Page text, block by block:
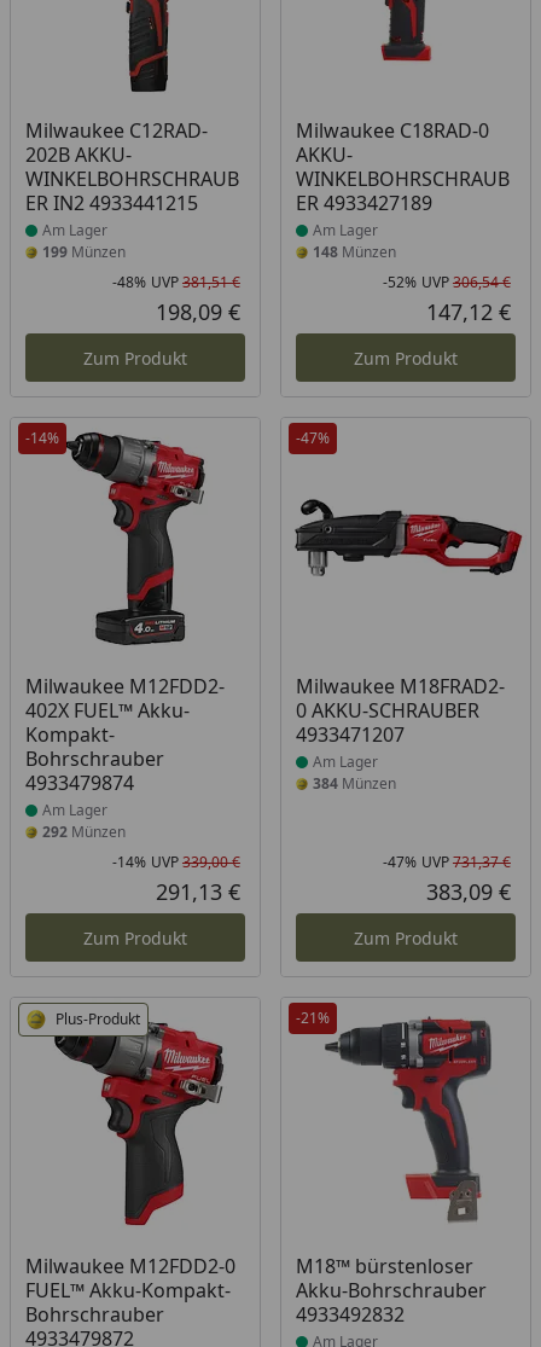
Milwaukee C12RAD-
202B AKKU-
WINKELBOHRSCHRAUB
ER IN2 4933441215
Produkt am Lager
Am Lager
199 Münzen
Rabatt in Prozent
-48%
Ursprünglicher Preis
UVP381,51 €
Aktueller Preis
198,09 €
Zum Produkt
Milwaukee C18RAD-0
AKKU-
WINKELBOHRSCHRAUB
ER 4933427189
Produkt am Lager
Am Lager
148Münzen
-52% UVP306,54 €
147,12 €
Zum Produkt
-14%
Milwaukee M12FDD2-
402X FUEL™ Akku-
Kompakt-
Bohrschrauber
4933479874
Produkt am Lager
Am Lager
292 Münzen
Rabatt in Prozent
-14%
Ursprünglicher Preis
UVP339,00 €
Aktueller Preis
291,13 €
Zum Produkt
-47%
Milwaukee M18FRAD2-
0 AKKU-SCHRAUBER
4933471207
Produkt am Lager
Am Lager
384Münzen
-47% UVP731,37 €
383,09 €
Zum Produkt
Plus-Produkt
Milwaukee M12FDD2-0
FUEL™ Akku-Kompakt-
Bohrschrauber
4933479872
Produkt am Lager
-21%
M18™ bürstenloser
Akku-Bohrschrauber
4933492832
Produkt am Lager
Am Lager